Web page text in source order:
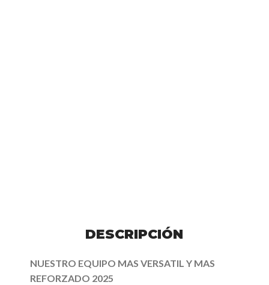
DESCRIPCIÓN
NUESTRO EQUIPO MAS VERSATIL Y MAS
REFORZADO 2025